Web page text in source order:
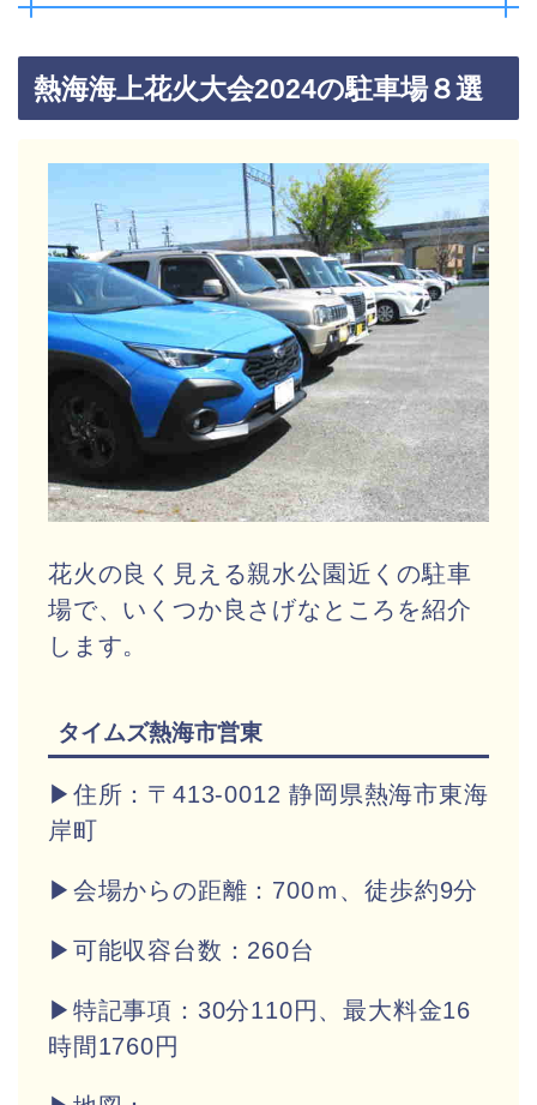
熱海海上花火大会2024の駐車場８選
花火の良く見える親水公園近くの駐車
場で、 いくつか良さげなところを紹介
します。
タイムズ熱海市営東
▶住所：〒413-0012 静岡県熱海市東海
岸町
▶会場からの距離：700ｍ、徒歩約9分
▶可能収容台数：260台
▶特記事項：30分110円、最大料金16
時間1760円